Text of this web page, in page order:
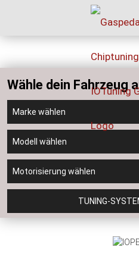
Wähle dein Fahrzeug
TUNING-